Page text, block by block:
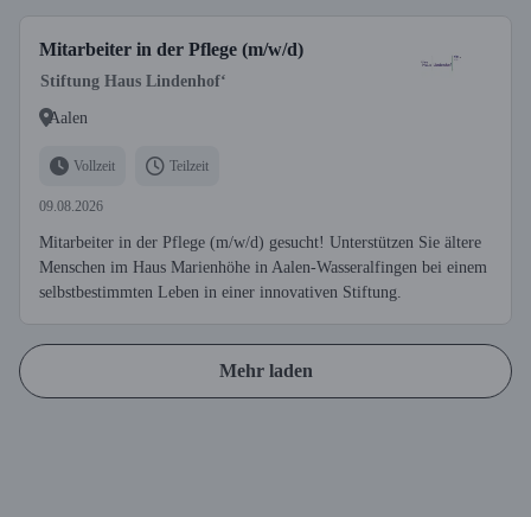
Mitarbeiter in der Pflege (m/w/d)
Stiftung Haus Lindenhof‘
Aalen
Vollzeit Teilzeit
09.08.2026
Mitarbeiter in der Pflege (m/w/d) gesucht! Unterstützen Sie ältere
Menschen im Haus Marienhöhe in Aalen-Wasseralfingen bei einem
selbstbestimmten Leben in einer innovativen Stiftung.
Mehr laden